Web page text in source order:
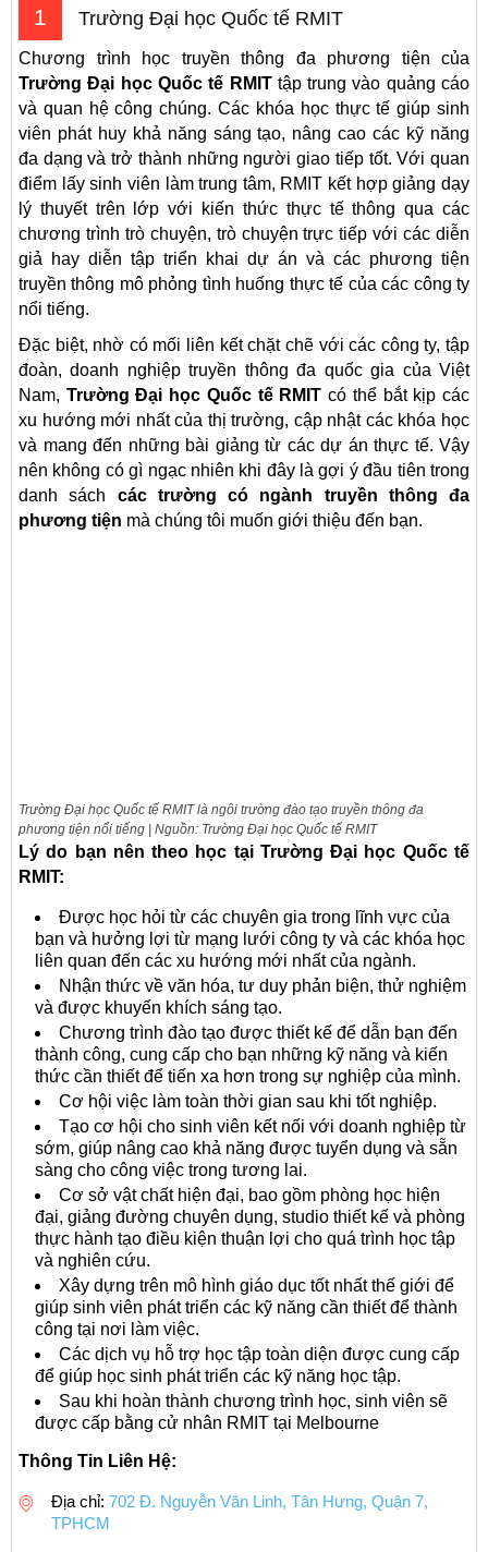
1 Trường Đại học Quốc tế RMIT
Chương trình học truyền thông đa phương tiện của
Trường Đại học Quốc tế RMITtập trung vào quảng cáo
và quan hệ công chúng. Các khóa học thực tế giúp sinh
viên phát huy khả năng sáng tạo, nâng cao các kỹ năng
đa dạng và trở thành những người giao tiếp tốt. Với quan
điểm lấy sinh viên làm trung tâm, RMIT kết hợp giảng dạy
lý thuyết trên lớp với kiến ​​thức thực tế thông qua các
chương trình trò chuyện, trò chuyện trực tiếp với các diễn
giả hay diễn tập triển khai dự án và các phương tiện
truyền thông mô phỏng tình huống thực tế của các công ty
nổi tiếng.
Đặc biệt, nhờ có mối liên kết chặt chẽ với các công ty, tập
đoàn, doanh nghiệp truyền thông đa quốc gia của Việt
Nam, Trường Đại học Quốc tế RMIT có thể bắt kịp các
xu hướng mới nhất của thị trường, cập nhật các khóa học
và mang đến những bài giảng từ các dự án thực tế. Vậy
nên không có gì ngạc nhiên khi đây là gợi ý đầu tiên trong
danh sách các trường có ngành truyền thông đa
phương tiện mà chúng tôi muốn giới thiệu đến bạn.
Trường Đại học Quốc tế RMIT là ngôi trường đào tạo truyền thông đa
phương tiện nổi tiếng | Nguồn: Trường Đại học Quốc tế RMIT
Lý do bạn nên theo học tại Trường Đại học Quốc tế
RMIT:
Được học hỏi từ các chuyên gia trong lĩnh vực của
bạn và hưởng lợi từ mạng lưới công ty và các khóa học
liên quan đến các xu hướng mới nhất của ngành.
Nhận thức về văn hóa, tư duy phản biện, thử nghiệm
và được khuyến khích sáng tạo.
Chương trình đào tạo được thiết kế để dẫn bạn đến
thành công, cung cấp cho bạn những kỹ năng và kiến ​​
thức cần thiết để tiến xa hơn trong sự nghiệp của mình.
Cơ hội việc làm toàn thời gian sau khi tốt nghiệp.
Tạo cơ hội cho sinh viên kết nối với doanh nghiệp từ
sớm, giúp nâng cao khả năng được tuyển dụng và sẵn
sàng cho công việc trong tương lai.
Cơ sở vật chất hiện đại, bao gồm phòng học hiện
đại, giảng đường chuyên dụng, studio thiết kế và phòng
thực hành tạo điều kiện thuận lợi cho quá trình học tập
và nghiên cứu.
Xây dựng trên mô hình giáo dục tốt nhất thế giới để
giúp sinh viên phát triển các kỹ năng cần thiết để thành
công tại nơi làm việc.
Các dịch vụ hỗ trợ học tập toàn diện được cung cấp
để giúp học sinh phát triển các kỹ năng học tập.
Sau khi hoàn thành chương trình học, sinh viên sẽ
được cấp bằng cử nhân RMIT tại Melbourne
Thông Tin Liên Hệ:
Địa chỉ: 702 Đ. Nguyễn Văn Linh, Tân Hưng, Quận 7,
TPHCM